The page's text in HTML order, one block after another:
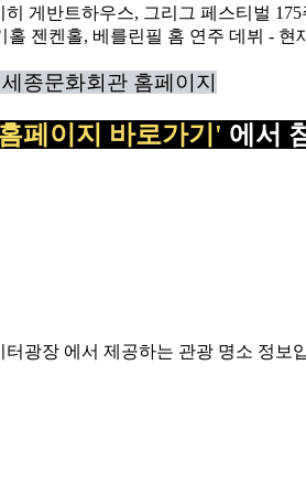
종문화회관 홈페이지
페이지 바로가기' 에서
광장 에서 제공하는 관광 명소 정보입